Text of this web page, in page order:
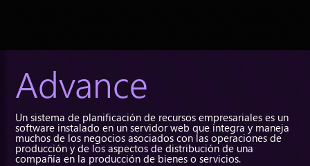
Advance
Un sistema de planificación de recursos empresariales es un
software instalado en un servidor web que integra y maneja
muchos de los negocios asociados con las operaciones de
producción y de los aspectos de distribución de una
compañía en la producción de bienes o servicios.